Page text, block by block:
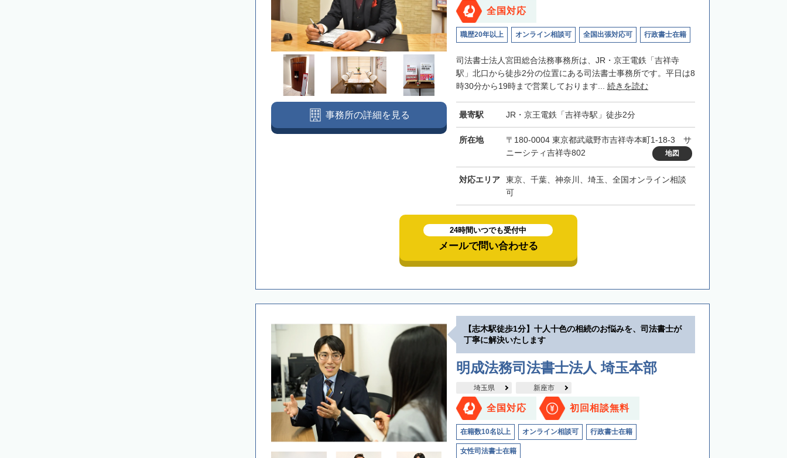
全国対応
職歴20年以上 オンライン相談可 全国出張対応可 行政書士在籍
司法書士法人宮田総合法務事務所は、JR・京王電鉄「吉祥寺
駅」北口から徒歩2分の位置にある司法書士事務所です。平日は8
時30分から19時まで営業しております... 続きを読む
最寄駅 JR・京王電鉄「吉祥寺駅」徒歩2分
所在地
〒180-0004 東京都武蔵野市吉祥寺本町1-18-3 サ
ニーシティ吉祥寺802
地図
対応エリア
東京、千葉、神奈川、埼玉、全国オンライン相談
可
事務所の詳細を見る
24時間いつでも受付中
メールで問い合わせる
【志木駅徒歩1分】十人十色の相続のお悩みを、司法書士が
丁寧に解決いたします
明成法務司法書士法人 埼玉本部
埼玉県 新座市
全国対応 初回相談無料
在籍数10名以上 オンライン相談可 行政書士在籍
女性司法書士在籍